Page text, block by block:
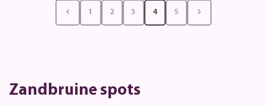
1 2 3 4 5
Zandbruine spots